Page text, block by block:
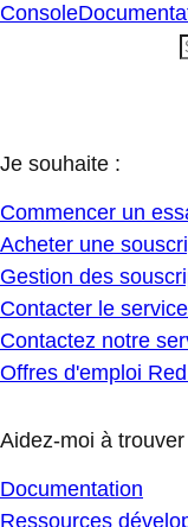
Console
Je souhaite :
Commencer un
Acheter une
Gestion des
Contacter le
Contactez notre
Offres d'emploi
Aidez-moi à trouver
Documentation
Ressources